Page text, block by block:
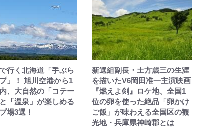
行く北海道「手ぶら
」！ 旭川空港から1
、大自然の「コテー
「温泉」が楽しめる
場3選！
新選組副長・土方歳三の生涯
を描いたV6岡田准一主演映画
『燃えよ剣』ロケ地、全国1
位の卵を使った絶品「卵かけ
ご飯」が味わえる全国区の観
光地・兵庫県神崎郡とは